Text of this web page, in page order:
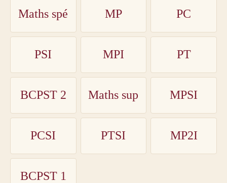
Maths spé MP PC
PSI MPI PT
BCPST 2 Maths sup MPSI
PCSI PTSI MP2I
BCPST 1